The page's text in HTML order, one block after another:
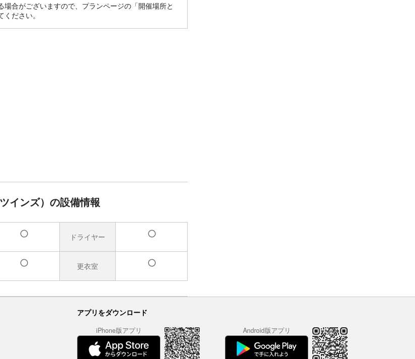
場合がございますので、プランページの「開催場所と
ださい。
インズ）の設備情報
ドライヤー
更衣室
アプリをダウンロード
iPhone版アプリ Android版アプリ